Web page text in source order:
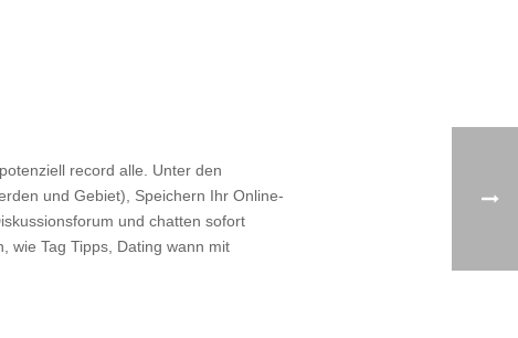
record alle. Unter den
und Gebiet), Speichern Ihr Online-
und chatten sofort
wie Tag Tipps, Dating wann mit